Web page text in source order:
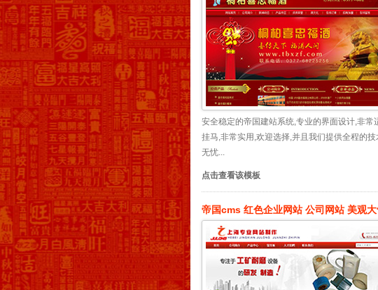
安全稳定的帝国建站系统,专业的界面设计,非
挂马,非常实用,欢迎选择,并且我们提供全程的
无忧...
点击查看该模板
帝国cms 红色企业网站 公司网站 美观